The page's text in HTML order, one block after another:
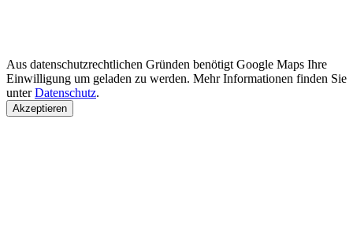
Aus datenschutzrechtlichen Gründen benötigt Google Maps Ihre
Einwilligung um geladen zu werden. Mehr Informationen finden Sie
unterDatenschutz.
Akzeptieren